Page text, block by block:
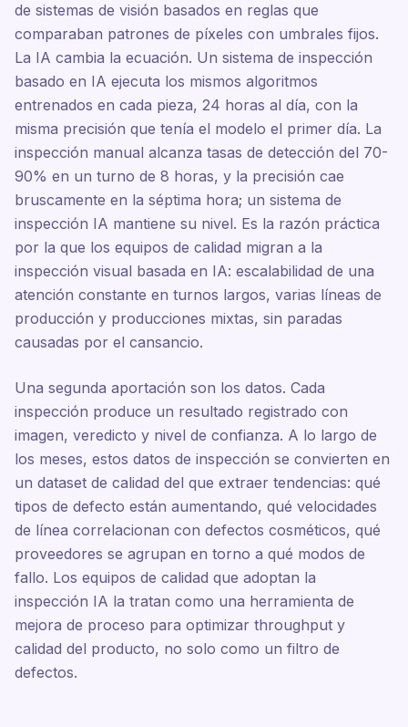
de sistemas de visión basados en reglas que
comparaban patrones de píxeles con umbrales fijos.
La IA cambia la ecuación. Un sistema de inspección
basado en IA ejecuta los mismos algoritmos
entrenados en cada pieza, 24 horas al día, con la
misma precisión que tenía el modelo el primer día. La
inspección manual alcanza tasas de detección del 70-
90% en un turno de 8 horas, y la precisión cae
bruscamente en la séptima hora; un sistema de
inspección IA mantiene su nivel. Es la razón práctica
por la que los equipos de calidad migran a la
inspección visual basada en IA: escalabilidad de una
atención constante en turnos largos, varias líneas de
producción y producciones mixtas, sin paradas
causadas por el cansancio.
Una segunda aportación son los datos. Cada
inspección produce un resultado registrado con
imagen, veredicto y nivel de confianza. A lo largo de
los meses, estos datos de inspección se convierten en
un dataset de calidad del que extraer tendencias: qué
tipos de defecto están aumentando, qué velocidades
de línea correlacionan con defectos cosméticos, qué
proveedores se agrupan en torno a qué modos de
fallo. Los equipos de calidad que adoptan la
inspección IA la tratan como una herramienta de
mejora de proceso para optimizar throughput y
calidad del producto, no solo como un filtro de
defectos.